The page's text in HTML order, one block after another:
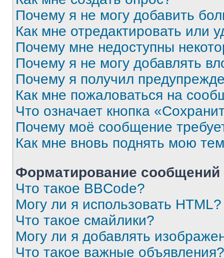
Почему я не могу добавить
Как мне отредактировать или
Почему мне недоступны
Почему я не могу добавлять
Почему я получил
Как мне пожаловаться на
Что означает кнопка
Почему моё сообщение
Как мне вновь поднять мою
Форматирование
Что такое BBCode?
Могу ли я использовать HTML?
Что такое смайлики?
Могу ли я добавлять
Что такое важные объявления?